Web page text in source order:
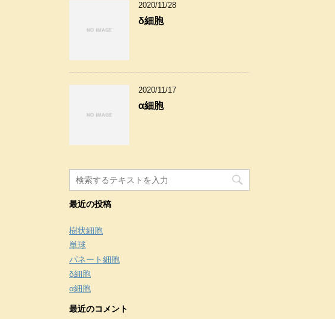
2020/11/28
δ細胞
2020/11/17
α細胞
最近の投稿
樹状細胞
単球
パネート細胞
δ細胞
α細胞
最近のコメント